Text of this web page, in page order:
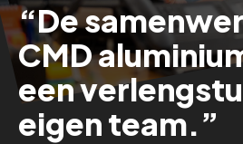
“De
CMD
een
eigen team.”